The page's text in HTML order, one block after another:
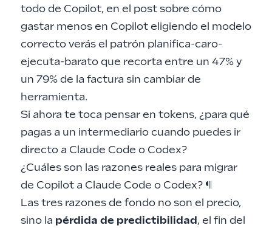
todo de Copilot, en el post sobre cómo
gastar menos en Copilot eligiendo el modelo
correctoverás el patrón planifica-caro-
ejecuta-barato que recorta entre un 47% y
un 79% de la factura sin cambiar de
herramienta.
Si ahora te toca pensar en tokens, ¿para qué
pagas a un intermediario cuando puedes ir
directo a Claude Code o Codex?
¿Cuáles son las razones reales para migrar
de Copilot a Claude Code o Codex? ¶
Las tres razones de fondo no son el precio,
sino la pérdida de predictibilidad, el fin del